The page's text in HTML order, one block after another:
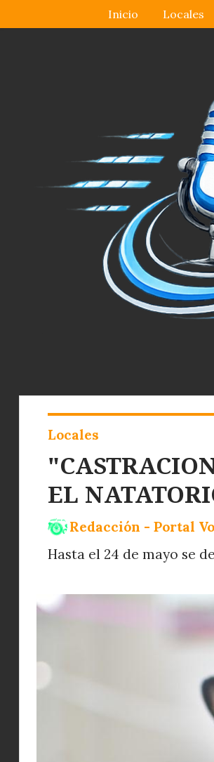
Inicio Locales
EL
Hasta el 24 de mayo se
Locales
Redacción - Portal